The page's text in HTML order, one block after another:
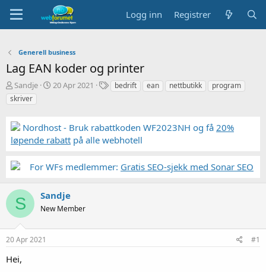
Logg inn Registrer
Generell business
Lag EAN koder og printer
T
r
å
s
t
r
t
e
r
Sandje
S
t
d
o
20 Apr 2021
S
k
o
bedrift ean nettbutikk
program
skriver
Nordhost - Bruk rabattkoden WF2023NH og få 20%
løpende rabatt på alle webhotell
For WFs medlemmer: Gratis SEO-sjekk med Sonar SEO
S Sandje
New Member
20 Apr 2021 #1
Hei,